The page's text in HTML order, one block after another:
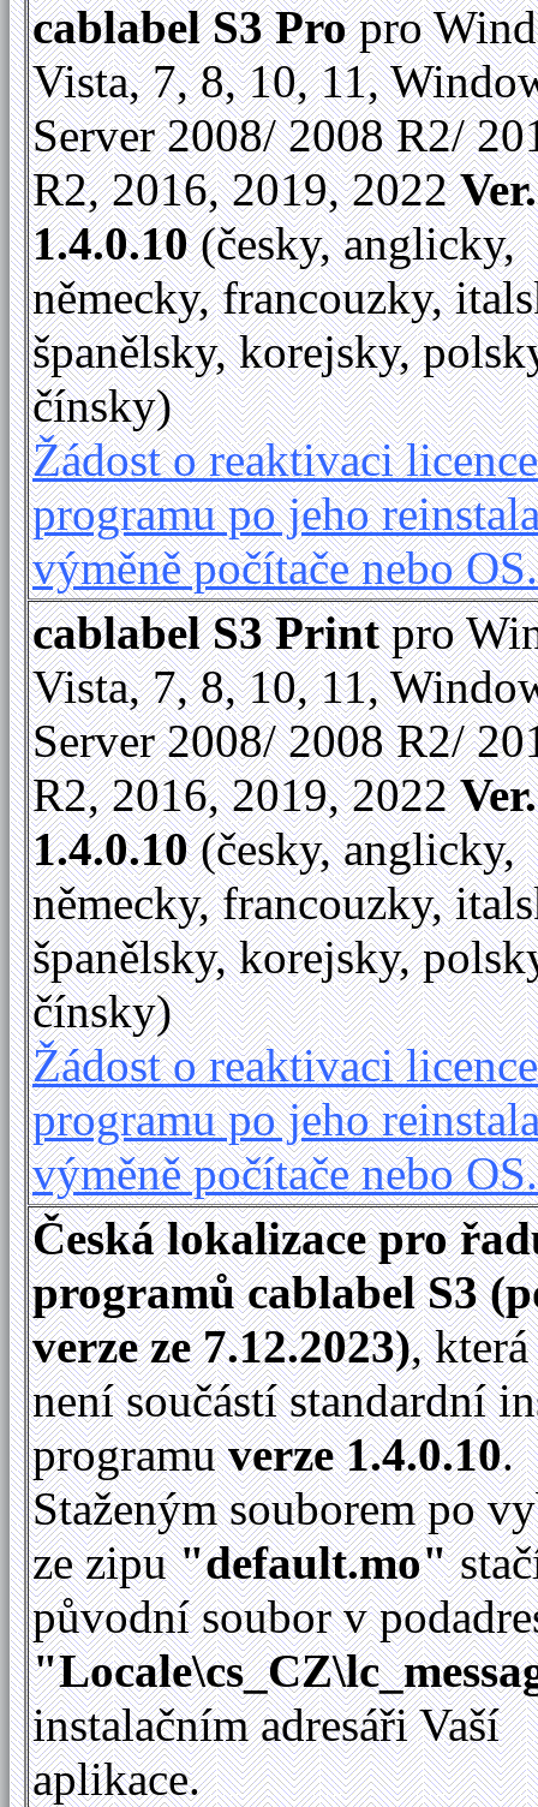
cablabel S3 Propro
Vista, 7, 8, 10, 11,
Server 2008/ 2008 R2/
R2, 2016, 2019, 2022Ver.
1.4.0.10(česky, anglicky,
německy, francouzky,
španělsky, korejsky,
čínsky)
Žádost o reaktivaci licence
programu po jeho
výměně počítače nebo
cablabel S3 Printpro
Vista, 7, 8, 10, 11,
Server 2008/ 2008 R2/
R2, 2016, 2019, 2022Ver.
1.4.0.10(česky, anglicky,
německy, francouzky,
španělsky, korejsky,
čínsky)
Žádost o reaktivaci licence
programu po jeho
výměně počítače nebo
Česká lokalizace pro
programů cablabel S3
verze ze 7.12.2023),
není součástí standardní
programuverze 1.4.0.10.
Staženým souborem po
ze zipu"default.mo"
původní soubor v
instalačním adresáři Vaší
aplikace.